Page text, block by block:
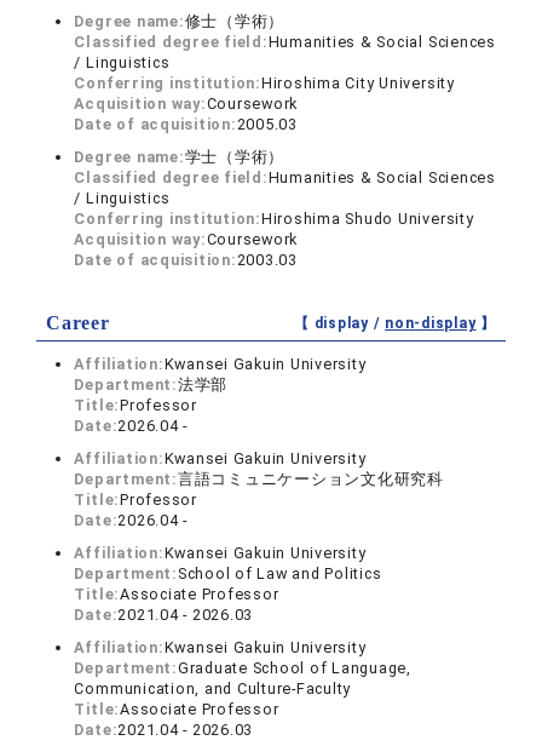
Degree name:修士（学術）
Classified degree field:Humanities & Social Sciences
/ Linguistics
Conferring institution:Hiroshima City University
Acquisition way:Coursework
Date of acquisition:2005.03
Degree name:学士（学術）
Classified degree field:Humanities & Social Sciences
/ Linguistics
Conferring institution:Hiroshima Shudo University
Acquisition way:Coursework
Date of acquisition:2003.03
Career 【 display / non-display】
Affiliation:Kwansei Gakuin University
Department:法学部
Title:Professor
Date:2026.04 -
Affiliation:Kwansei Gakuin University
Department:言語コミュニケーション文化研究科
Title:Professor
Date:2026.04 -
Affiliation:Kwansei Gakuin University
Department: School of Law and Politics
Title:Associate Professor
Date:2021.04 - 2026.03
Affiliation:Kwansei Gakuin University
Department:Graduate School of Language,
Communication, and Culture-Faculty
Title:Associate Professor
Date:2021.04 - 2026.03